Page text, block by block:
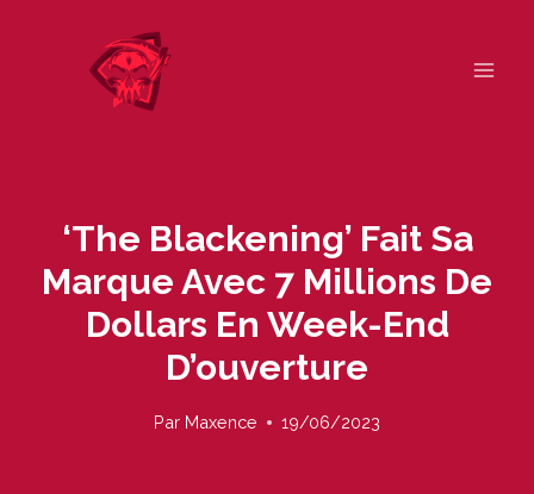
‘The Blackening’ Fait Sa
Marque Avec 7 Millions De
Dollars En Week-End
D’ouverture
Par Maxence 19/06/2023